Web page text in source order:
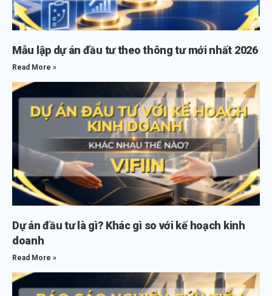
Mẫu lập dự án đầu tư theo thông tư mới nhất 2026
Read More »
Dự án đầu tư là gì? Khác gì so với kế hoạch kinh
doanh
Read More »